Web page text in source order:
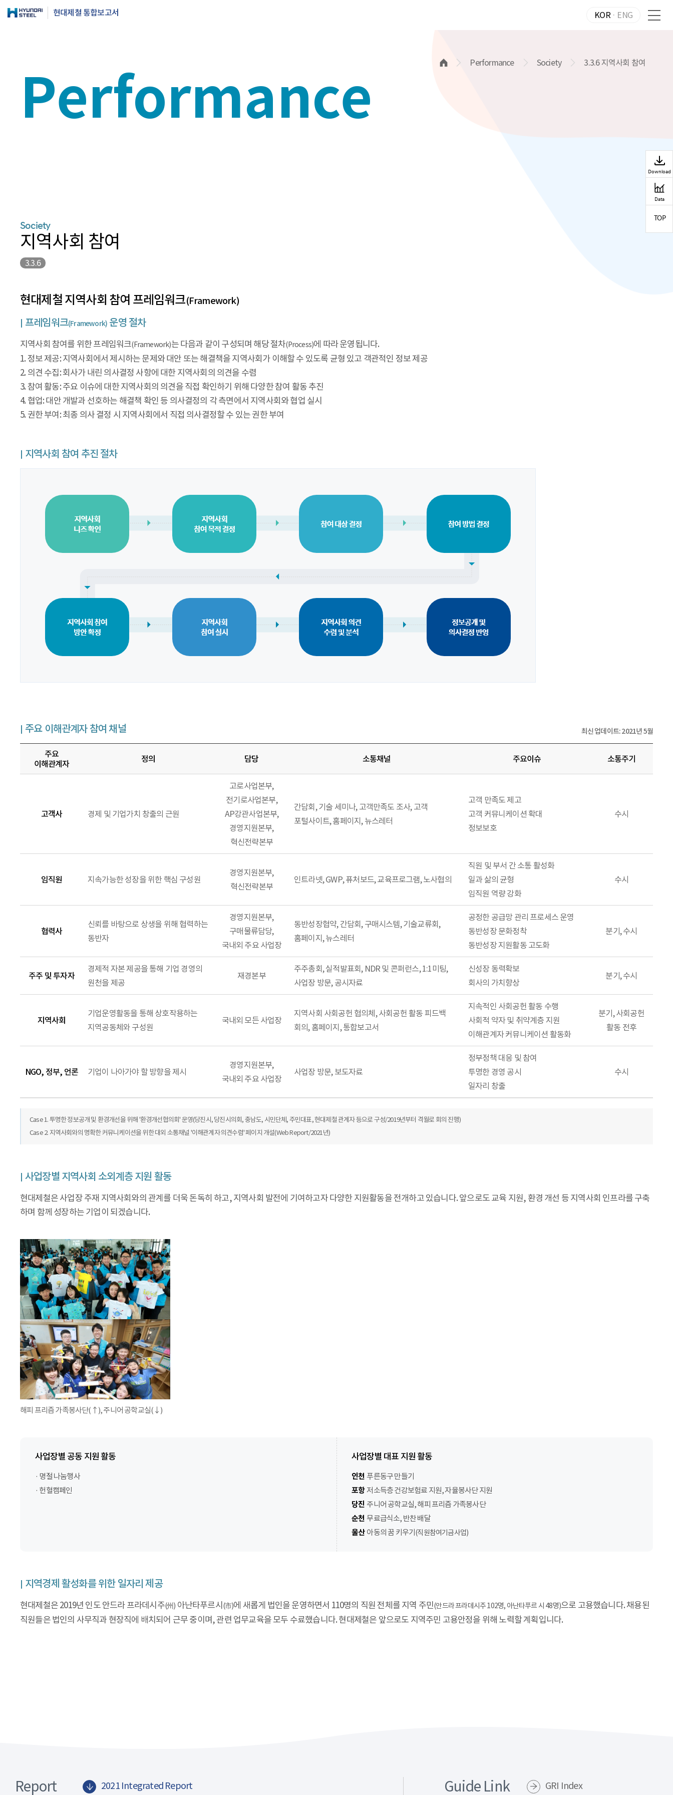
현대제철 통합보고서 KOR· ENG
Download
Data
TOP
Performance Society 3.3.6 지역사회 참여
Performance
Society
지역사회 참여
3.3.6
현대제철 지역사회 참여 프레임워크(Framework)
프레임워크(Framework) 운영 절차
지역사회 참여를 위한 프레임워크(Framework)는 다음과 같이 구성되며 해당 절차(Process)에 따라 운영됩니다.
1. 정보 제공: 지역사회에서 제시하는 문제와 대안 또는 해결책을 지역사회가 이해할 수 있도록 균형 있고 객관적인 정보 제공
2. 의견 수집: 회사가 내린 의사결정 사항에 대한 지역사회의 의견을 수렴
3. 참여 활동: 주요 이슈에 대한 지역사회의 의견을 직접 확인하기 위해 다양한 참여 활동 추진
4. 협업: 대안 개발과 선호하는 해결책 확인 등 의사결정의 각 측면에서 지역사회와 협업 실시
5. 권한 부여: 최종 의사 결정 시 지역사회에서 직접 의사결정할 수 있는 권한 부여
지역사회 참여 추진 절차
주요 이해관계자 참여 채널 최신 업데이트: 2021년 5월
주요
이해관계자
정의 담당 소통채널 주요이슈 소통주기
고객사 경제 및 기업가치 창출의 근원
고로사업본부,
전기로사업본부,
AP강관사업본부,
경영지원본부,
혁신전략본부
간담회, 기술 세미나, 고객만족도 조사, 고객
포털사이트, 홈페이지, 뉴스레터
고객 만족도 제고
고객 커뮤니케이션 확대
정보보호
수시
임직원 지속가능한 성장을 위한 핵심 구성원
경영지원본부,
혁신전략본부
인트라넷, GWP, 퓨처보드, 교육프로그램, 노사협의
직원 및 부서 간 소통 활성화
일과 삶의 균형
임직원 역량 강화
수시
협력사
신뢰를 바탕으로 상생을 위해 협력하는
동반자
경영지원본부,
구매물류담당,
국내외 주요 사업장
동반성장협약, 간담회, 구매시스템, 기술교류회,
홈페이지, 뉴스레터
공정한 공급망 관리 프로세스 운영
동반성장 문화정착
동반성장 지원활동 고도화
분기, 수시
주주 및 투자자
경제적 자본 제공을 통해 기업 경영의
원천을 제공
재경본부
주주총회, 실적발표회, NDR 및 콘퍼런스, 1:1미팅,
사업장 방문, 공시자료
신성장 동력확보
회사의 가치향상
분기, 수시
지역사회
기업운영활동을 통해 상호작용하는
지역공동체와 구성원
국내외 모든 사업장
지역사회 사회공헌 협의체, 사회공헌 활동 피드백
회의, 홈페이지, 통합보고서
지속적인 사회공헌 활동 수행
사회적 약자 및 취약계층 지원
이해관계자 커뮤니케이션 활동화
분기, 사회공헌
활동 전후
NGO, 정부, 언론 기업이 나아가야 할 방향을 제시
경영지원본부,
국내외 주요 사업장
사업장 방문, 보도자료
정부정책 대응 및 참여
투명한 경영 공시
일자리 창출
수시
Case 1. 투명한 정보공개 및 환경개선을 위해 '환경개선협의회' 운영(당진시, 당진시의회, 충남도, 시민단체, 주민대표, 현대제철 관계자 등으로 구성/2019년부터 격월로 회의 진행)
Case 2. 지역사회와의 명확한 커뮤니케이션을 위한 대외 소통채널 '이해관계자 의견수렴' 페이지 개설(Web Report/2021년)
사업장별 지역사회 소외계층 지원 활동
현대제철은 사업장 주재 지역사회와의 관계를 더욱 돈독히 하고, 지역사회 발전에 기여하고자 다양한 지원활동을 전개하고 있습니다. 앞으로도 교육 지원, 환경 개선 등 지역사회 인프라를 구축
하며 함께 성장하는 기업이 되겠습니다.
해피 프리즘 가족봉사단(↑), 주니어 공학교실(↓)
사업장별 공동 지원 활동
· 명절 나눔행사
· 헌혈캠페인
사업장별 대표 지원 활동
인천 푸른동구 만들기
포항 저소득층 건강보험료 지원, 자율봉사단 지원
당진 주니어 공학교실, 해피 프리즘 가족봉사단
순천 무료급식소, 반찬 배달
울산 아동의 꿈 키우기(직원참여기금사업)
지역경제 활성화를 위한 일자리 제공
현대제철은 2019년 인도 안드라 프라데시주(州) 아난타푸르시 (市)에 새롭게 법인을 운영하면서 110명의 직원 전체를 지역 주민(안드라 프라데시주 102명, 아난타푸르 시 48명)으로 고용했습니다. 채용된
직원들은 법인의 사무직과 현장직에 배치되어 근무 중이며, 관련 업무교육을 모두 수료했습니다. 현대제철은 앞으로도 지역주민 고용안정을 위해 노력할 계획입니다.
Report 2021 Integrated Report Guide Link GRI Index